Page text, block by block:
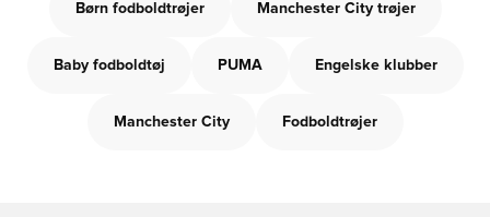
Børn fodboldtrøjer Manchester City trøjer
Baby fodboldtøj PUMA Engelske klubber
Manchester City Fodboldtrøjer